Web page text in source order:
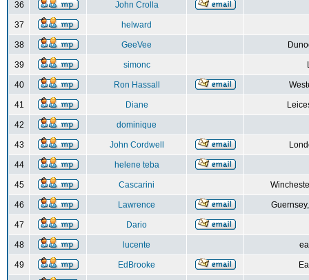
36 John Crolla
37 helward
38 GeeVee
39 simonc
40 Ron Hassall
41 Diane
42 dominique
43 John Cordwell
44 helene teba
45 Cascarini
46 Lawrence
47 Dario
48 lucente
49 EdBrooke